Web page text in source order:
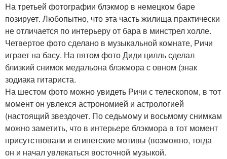
На третьей фотографии блэкмор в немецком баре
позирует. Любопытно, что эта часть жилища практически
не отличается по интерьеру от бара в минстрел холле.
Четвертое фото сделано в музыкальной комнате, Ричи
играет на басу. На пятом фото Диди цилль сделал
близкий снимок медальона блэкмора с овном (знак
зодиака гитариста.
На шестом фото можно увидеть Ричи с телескопом, в тот
момент он увлекся астрономией и астрологией
(настоящий звездочет. По седьмому и восьмому снимкам
можно заметить, что в интерьере блэкмора в тот момент
присутствовали и египетские мотивы (возможно, тогда
он и начал увлекаться восточной музыкой.